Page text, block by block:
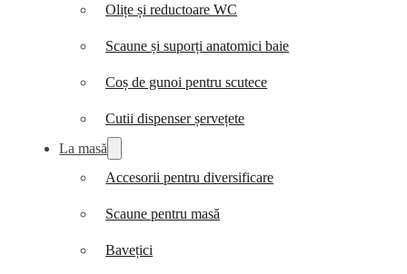
Olițe și reductoare WC
Scaune și suporți anatomici baie
Coș de gunoi pentru scutece
Cutii dispenser șervețete
La masă
Accesorii pentru diversificare
Scaune pentru masă
Bavețici